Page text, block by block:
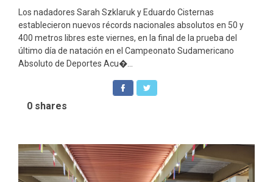
Los nadadores Sarah Szklaruk y Eduardo Cisternas
establecieron nuevos récords nacionales absolutos en 50 y
400 metros libres este viernes, en la final de la prueba del
último día de natación en el Campeonato Sudamericano
Absoluto de Deportes Acu�...
0 shares